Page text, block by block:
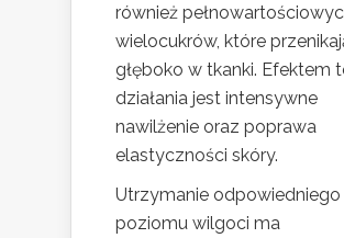
również
wielocukrów, które
głęboko w tkanki. Efektem
działania jest intensywne
nawilżenie oraz poprawa
elastyczności skóry.
Utrzymanie odpowiedniego
poziomu wilgoci ma